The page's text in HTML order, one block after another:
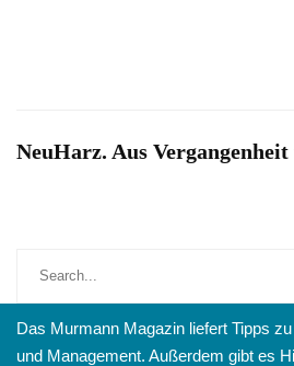
NeuHarz. Aus
Das Murmann Magazin liefert Tipps
und Management. Außerdem gibt es